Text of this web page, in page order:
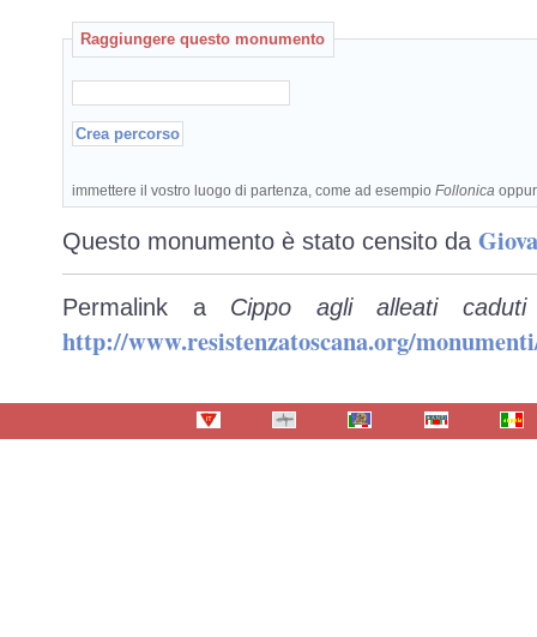
Raggiungere questo monumento
immettere il vostro luogo di partenza, come ad esempio Follonica
Questo monumento è stato censito da
Permalink a Cippo agli alleati
http://www.resistenzatoscana.org/